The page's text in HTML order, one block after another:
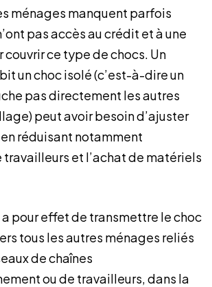
ménages manquent parfois
pas accès au crédit et à une
couvrir ce type de chocs. Un
un choc isolé (c’est-à-dire un
pas directement les autres
peut avoir besoin d’ajuster
réduisant notamment
travailleurs et l’achat de matériels
pour effet de transmettre le choc
tous les autres ménages reliés
de chaînes
ou de travailleurs, dans la